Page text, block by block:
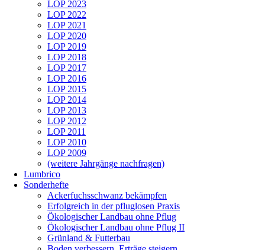
LOP 2023
LOP 2022
LOP 2021
LOP 2020
LOP 2019
LOP 2018
LOP 2017
LOP 2016
LOP 2015
LOP 2014
LOP 2013
LOP 2012
LOP 2011
LOP 2010
LOP 2009
(weitere Jahrgänge nachfragen)
Lumbrico
Sonderhefte
Ackerfuchsschwanz bekämpfen
Erfolgreich in der pfluglosen Praxis
Ökologischer Landbau ohne Pflug
Ökologischer Landbau ohne Pflug II
Grünland & Futterbau